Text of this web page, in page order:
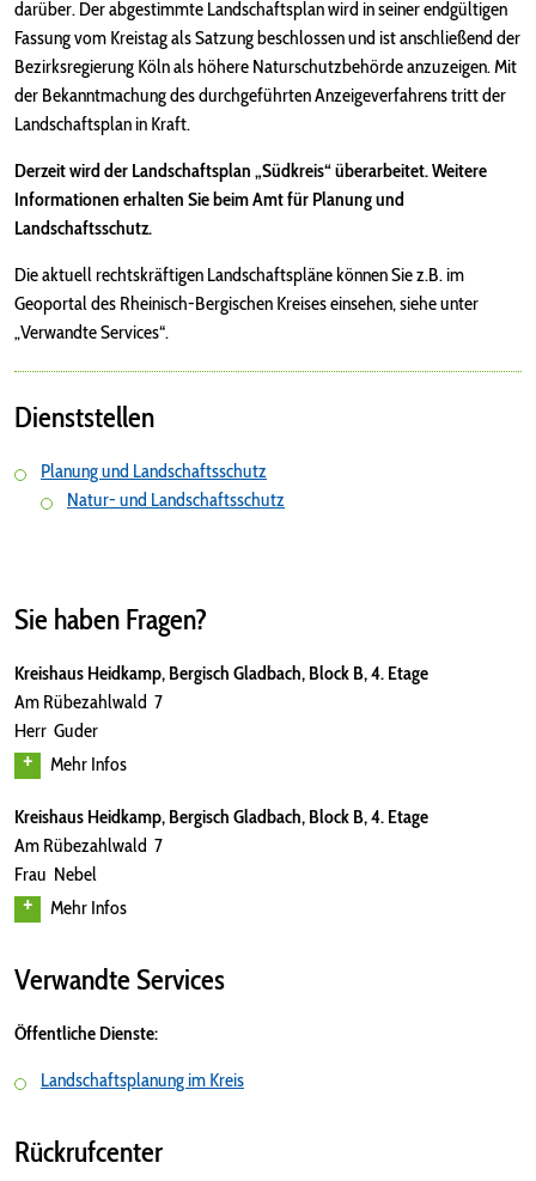
darüber. Der abgestimmte Landschaftsplan wird in seiner endgültigen
Fassung vom Kreistag als Satzung beschlossen und ist anschließend der
Bezirksregierung Köln als höhere Naturschutzbehörde anzuzeigen. Mit
der Bekanntmachung des durchgeführten Anzeigeverfahrens tritt der
Landschaftsplan in Kraft.
Derzeit wird der Landschaftsplan „Südkreis“ überarbeitet. Weitere
Informationen erhalten Sie beim Amt für Planung und
Landschaftsschutz.
Die aktuell rechtskräftigen Landschaftspläne können Sie z.B. im
Geoportal des Rheinisch-Bergischen Kreises einsehen, siehe unter
„Verwandte Services“.
Dienststellen
Planung und Landschaftsschutz
Natur- und Landschaftsschutz
Sie haben Fragen?
Kreishaus Heidkamp, Bergisch Gladbach, Block B, 4. Etage
Am Rübezahlwald 7
Herr Guder
Mehr Infos
Kreishaus Heidkamp, Bergisch Gladbach, Block B, 4. Etage
Am Rübezahlwald 7
Frau Nebel
Mehr Infos
Verwandte Services
Öffentliche Dienste:
Landschaftsplanung im Kreis
Rückrufcenter